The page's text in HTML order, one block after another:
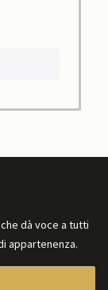
dà voce a tutti
appartenenza.